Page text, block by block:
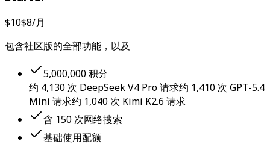
$10$8/月
包含社区版的全部功能，以及
5,000,000 积分
约 4,130 次 DeepSeek V4 Pro 请求约 1,410 次 GPT-5.4
Mini 请求约 1,040 次 Kimi K2.6 请求
含 150 次网络搜索
基础使用配额